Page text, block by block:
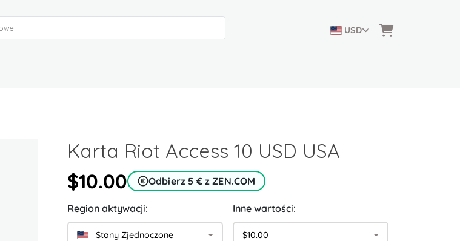
USD
Karta Riot Access 10 USD USA
$10.00
Odbierz 5 € z ZEN.COM
Region aktywacji:
Stany Zjednoczone
Inne wartości:
$10.00